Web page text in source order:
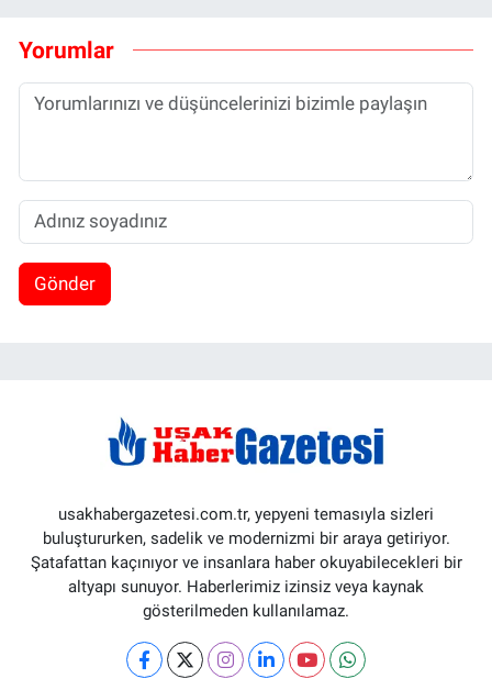
Yorumlar
Gönder
usakhabergazetesi.com.tr, yepyeni temasıyla sizleri
buluştururken, sadelik ve modernizmi bir araya getiriyor.
Şatafattan kaçınıyor ve insanlara haber okuyabilecekleri bir
altyapı sunuyor. Haberlerimiz izinsiz veya kaynak
gösterilmeden kullanılamaz.